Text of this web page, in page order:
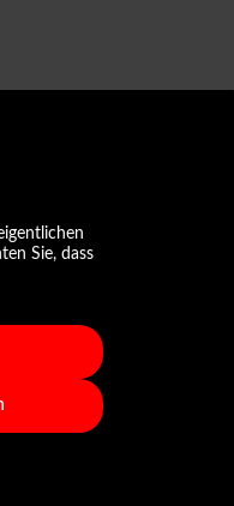
Sie, dass